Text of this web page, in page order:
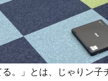
。」とは、じゃりン子